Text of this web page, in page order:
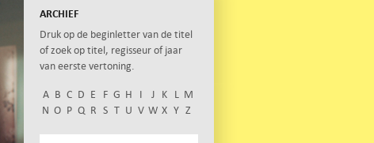
ARCHIEF
Druk op de beginletter van de titel
of zoek op titel, regisseur of jaar
van eerste vertoning.
A B C D E F G H I J K L M
N O P Q R S T U V W X Y Z